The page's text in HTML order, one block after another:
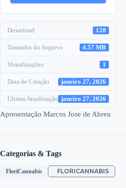
Download 120
Tamanho do Arquivo 4.57 MB
Visualizações 1
Data de Criação janeiro 27, 2026
Ultima Atualização janeiro 27, 2026
Apresentação Marcos Jose de Abreu
Categorias & Tags
FloriCannabis FLORICANNABIS